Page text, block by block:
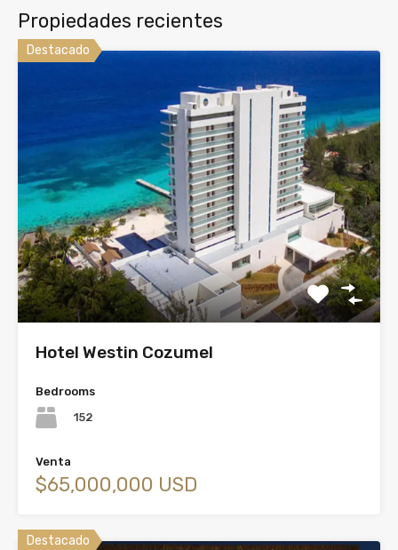
Propiedades recientes
Destacado
Hotel Westin Cozumel
Bedrooms
152
Venta
$65,000,000 USD
Destacado